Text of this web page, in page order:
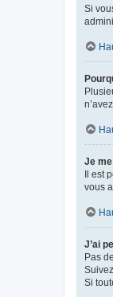
Si
Je
Il est
vous
J’ai
Pas
Si